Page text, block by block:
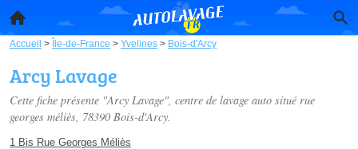
Accueil > Île-de-France > Yvelines > Bois-d'Arcy
Arcy Lavage
Cette fiche présente "Arcy Lavage", centre de lavage auto situé rue
georges méliès, 78390 Bois-d'Arcy.
1 Bis Rue Georges Méliès